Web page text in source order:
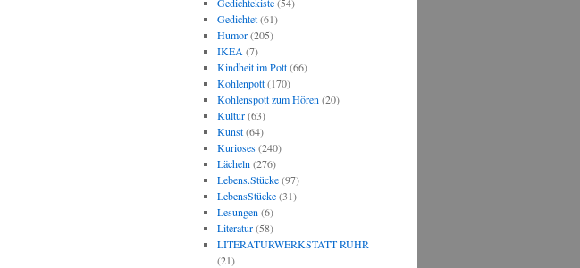
Gedichtekiste(54)
Gedichtet(61)
Humor(205)
IKEA(7)
Kindheit im Pott(66)
Kohlenpott(170)
Kohlenspott zum Hören(20)
Kultur(63)
Kunst(64)
Kurioses(240)
Lächeln(276)
Lebens.Stücke(97)
LebensStücke(31)
Lesungen(6)
Literatur(58)
LITERATURWERKSTATT RUHR
(21)